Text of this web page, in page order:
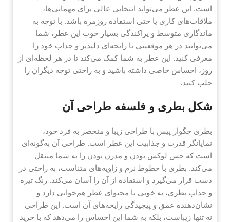
است. این عطر می‌تواند انتخابی عالی برای مهمانی‌ها،
ملاقات‌های کاری یا حتی استفاده روزمره باشد. با توجه به
ماندگاری متوسط و پراکندگی بسیار خوب این عطر، شما
می‌توانید در هر موقعیتی با رایحه‌ای دلپذیر و جذاب خود را
معرفی کنید. این عطر به شما کمک می‌کند تا در هر لحظه‌ای از
روز، احساس خاصی داشته باشید و به راحتی توجه دیگران را
جلب کنید.
شکل بطری و فلسفه طراحی آن
بطری جگوار پیس با طراحی زیبا و منحصر به فرد خود،
نمایانگر قدرت و جذابیت این عطر است. طراحی آن به‌گونه‌ای
است که حس لوکس بودن و مدرن بودن را به شما منتقل
می‌کند. بطری با خطوط نرم و زاویه‌های متناسب، به راحتی در
دست قرار می‌گیرد و استفاده از آن را آسان می‌کند. رنگ تیره
و جذاب بطری، به خوبی با محتوای عطر هم‌خوانی دارد و
نشان‌دهنده عمق و پیچیدگی رایحه‌های آن است. این طراحی
نه تنها زیباست، بلکه به شما این احساس را می‌دهد که با خرید